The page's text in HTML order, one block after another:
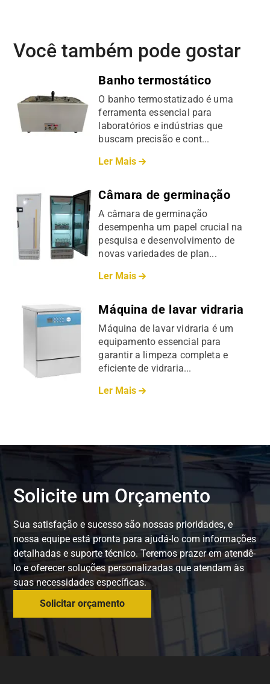
Você também pode gostar
Banho termostático
O banho termostatizado é uma
ferramenta essencial para
laboratórios e indústrias que
buscam precisão e cont...
Ler Mais
Câmara de germinação
A câmara de germinação
desempenha um papel crucial na
pesquisa e desenvolvimento de
novas variedades de plan...
Ler Mais
Máquina de lavar vidraria
Máquina de lavar vidraria é um
equipamento essencial para
garantir a limpeza completa e
eficiente de vidraria...
Ler Mais
Solicite um Orçamento
Sua satisfação e sucesso são nossas prioridades, e
nossa equipe está pronta para ajudá-lo com informações
detalhadas e suporte técnico. Teremos prazer em atendê-
lo e oferecer soluções personalizadas que atendam às
suas necessidades específicas.
Solicitar orçamento